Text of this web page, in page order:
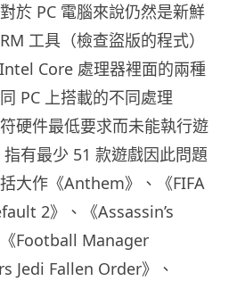
於 PC 電腦來說仍然是新鮮
工具（檢查盜版的程式）
Core 處理器裡面的兩種
PC 上搭載的不同處理
硬件最低要求而未能執行遊
有最少 51 款遊戲因此問題
大作《Anthem》、《FIFA
2》、《Assassin’s
Football Manager
Jedi Fallen Order》、